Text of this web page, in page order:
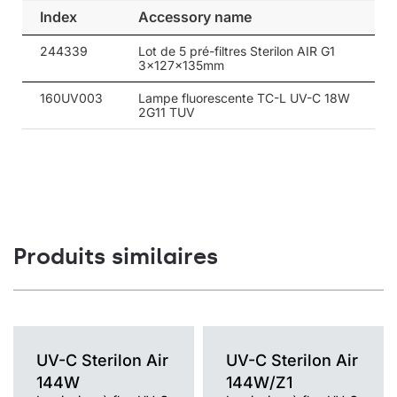
sécurité et efficacement en présence de personnes.
L’efficacité et la sécurité sont des priorités
La conception de l’intérieur de la lampe garantit une excellente
circulation de l’air et une efficacité de désinfection maximale. Le
luminaire UV-C Sterilon Car est équipé d’une protection anti-
Index Accessory name
244339
Lot de 5 pré-filtres Sterilon AIR G1
3x127x135mm
160UV003
Lampe fluorescente TC-L UV-C 18W
2G11 TUV
Produits similaires
UV-C Sterilon Air
144W
UV-C Sterilon Air
144W/Z1